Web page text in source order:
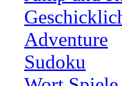
Adventure
Sudoku